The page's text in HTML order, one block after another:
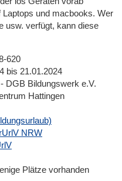
und macbooks. Wer
usw. verfügt, kann diese
620
bis 21.01.2024
DGB Bildungswerk e.V.
Hattingen
NRW
Plätze vorhanden